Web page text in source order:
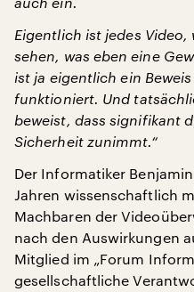
Eigentlich ist jedes Video,
sehen, was eben eine
ist ja eigentlich ein
funktioniert. Und
beweist, dass signifikant
Sicherheit zunimmt.“
Der Informatiker
Jahren wissenschaftlich
Machbaren der
nach den Auswirkungen
Mitglied im „Forum
gesellschaftliche